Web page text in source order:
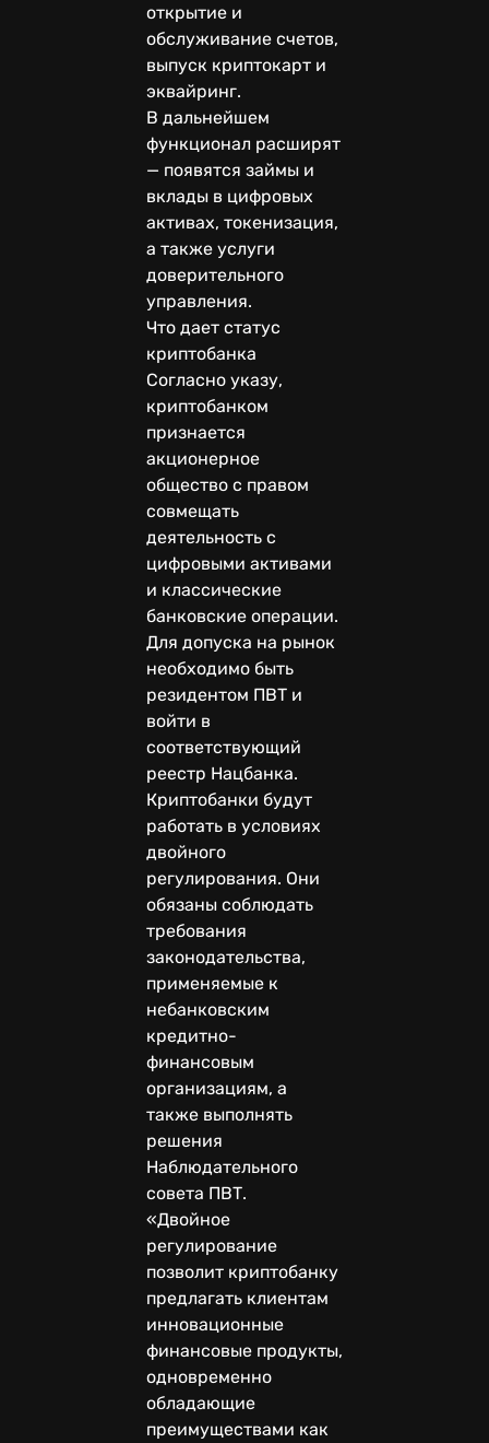
открытие и
обслуживание счетов,
выпуск криптокарт и
эквайринг.
В дальнейшем
функционал расширят
— появятся займы и
вклады в цифровых
активах, токенизация,
а также услуги
доверительного
управления.
Что дает статус
криптобанка
Согласно указу,
криптобанком
признается
акционерное
общество с правом
совмещать
деятельность с
цифровыми активами
и классические
банковские операции.
Для допуска на рынок
необходимо быть
резидентом ПВТ и
войти в
соответствующий
реестр Нацбанка.
Криптобанки будут
работать в условиях
двойного
регулирования. Они
обязаны соблюдать
требования
законодательства,
применяемые к
небанковским
кредитно-
финансовым
организациям, а
также выполнять
решения
Наблюдательного
совета ПВТ.
«Двойное
регулирование
позволит криптобанку
предлагать клиентам
инновационные
финансовые продукты,
одновременно
обладающие
преимуществами как